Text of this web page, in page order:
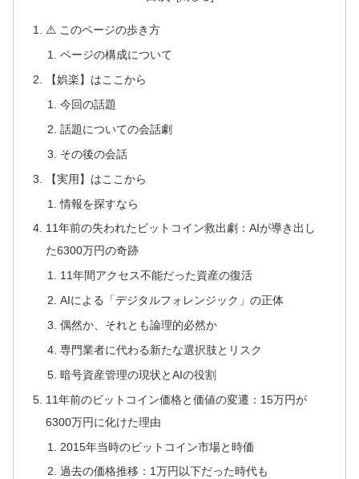
⚠️ このページの歩き方
ページの構成について
【娯楽】はここから
今回の話題
話題についての会話劇
その後の会話
【実用】はここから
情報を探すなら
11年前の失われたビットコイン救出劇：AIが導き出し
た6300万円の奇跡
11年間アクセス不能だった資産の復活
AIによる「デジタルフォレンジック」の正体
偶然か、それとも論理的必然か
専門業者に代わる新たな選択肢とリスク
暗号資産管理の現状とAIの役割
11年前のビットコイン価格と価値の変遷：15万円が
6300万円に化けた理由
2015年当時のビットコイン市場と時価
過去の価格推移：1万円以下だった時代も